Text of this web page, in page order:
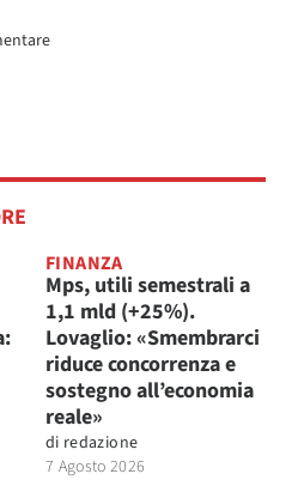
FINANZA
Mps, utili semestrali a
1,1 mld (+25%).
Lovaglio: «Smembrarci
riduce concorrenza e
sostegno all’economia
reale»
di redazione
7 Agosto 2026